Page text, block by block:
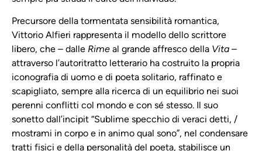
Precursore della tormentata sensibilità romantica,
Vittorio Alfieri rappresenta il modello dello scrittore
libero, che – dalle Rime al grande affresco della Vita –
attraverso l’autoritratto letterario ha costruito la propria
iconografia di uomo e di poeta solitario, raffinato e
scapigliato, sempre alla ricerca di un equilibrio nei suoi
perenni conflitti col mondo e con sé stesso. Il suo
sonetto dall’incipit “Sublime specchio di veraci detti, /
mostrami in corpo e in animo qual sono”, nel condensare
tratti fisici e della personalità del poeta, stabilisce un